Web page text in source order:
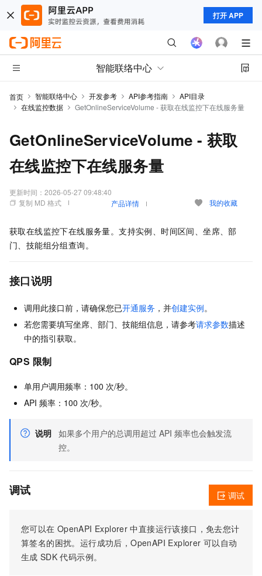
打开 APP
智能联络中心
首页 智能联络中心 开发参考 API参考指南
API目录
在线监控数据
GetOnlineServiceVolume - 获取在线监控下在线服务量
GetOnlineServiceVolume - 获取
在线监控下在线服务量
更新时间： 2026-05-27 09:48:40
复制 MD 格式
产品详情 我的收藏
获取在线监控下在线服务量。支持实例、时间区间、坐席、部
门、技能组分组查询。
接口说明
调用此接口前，请确保您已开通服务 ，并创建实例。
若您需要填写坐席、部门、技能组信息，请参考请求参数描述
中的指引获取。
QPS 限制
单用户调用频率：100 次/秒。
API 频率：100 次/秒。
说明 如果多个用户的总调用超过 API 频率也会触发流
控。
调试
您可以在 OpenAPI Explorer 中直接运行该接口，免去您计
算签名的困扰。运行成功后，OpenAPI Explorer 可以自动
生成 SDK 代码示例。
调试